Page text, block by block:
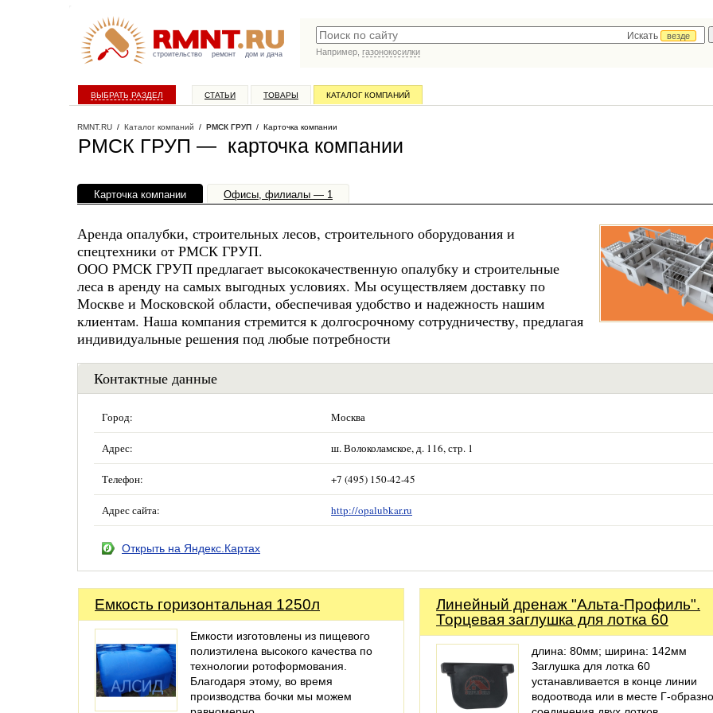
строительство ремонт дом и дача
Искать
везде
Например, газонокосилки
ВЫБРАТЬ РАЗДЕЛ СТАТЬИ ТОВАРЫ КАТАЛОГ КОМПАНИЙ
RMNT.RU / Каталог компаний / РМСК ГРУП / Карточка компании
РМСК ГРУП — карточка компании
Карточка компании Офисы, филиалы — 1
Аренда опалубки, строительных лесов, строительного оборудования и
спецтехники от РМСК ГРУП.
ООО РМСК ГРУП предлагает высококачественную опалубку и строительные
леса в аренду на самых выгодных условиях. Мы осуществляем доставку по
Москве и Московской области, обеспечивая удобство и надежность нашим
клиентам. Наша компания стремится к долгосрочному сотрудничеству, предлагая
индивидуальные решения под любые потребности
Контактные данные
Город: Москва
Адрес: ш. Волоколамское, д. 116, стр. 1
Телефон: +7 (495) 150-42-45
Адрес сайта: http://opalubkar.ru
Открыть на Яндекс.Картах
Емкость горизонтальная 1250л
Емкости изготовлены из пищевого
полиэтилена высокого качества по
технологии ротоформования.
Благодаря этому, во время
производства бочки мы можем
Линейный дренаж "Альта-Профиль".
Торцевая заглушка для лотка 60
длина: 80мм; ширина: 142мм
Заглушка для лотка 60
устанавливается в конце линии
водоотвода или в месте Г-